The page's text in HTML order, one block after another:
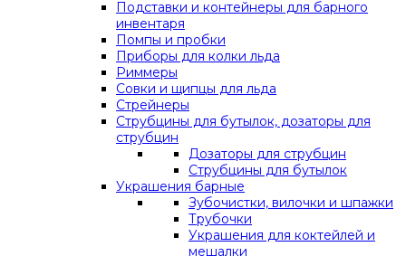
Подставки и контейнеры для барного
инвентаря
Помпы и пробки
Приборы для колки льда
Риммеры
Совки и щипцы для льда
Стрейнеры
Струбцины для бутылок, дозаторы для
струбцин
Дозаторы для струбцин
Струбцины для бутылок
Украшения барные
Зубочистки, вилочки и шпажки
Трубочки
Украшения для коктейлей и
мешалки